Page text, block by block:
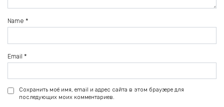
Name *
Email *
Сохранить моё имя, email и адрес сайта в этом браузере для
последующих моих комментариев.